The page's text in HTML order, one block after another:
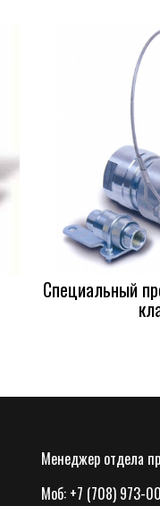
Специальный
Менеджер отдела
Моб: +7 (708) 973-